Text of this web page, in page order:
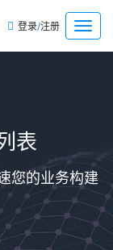
菜
单
登录/注册
表
您的业务构建